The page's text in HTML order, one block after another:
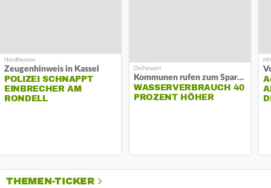
Zeugenhinweis in Kassel
POLIZEI SCHNAPPT
EINBRECHER AM
RONDELL
Kommunen rufen zum Sparen auf
WASSERVERBRAUCH 40
PROZENT HÖHER
THEMEN-TICKER